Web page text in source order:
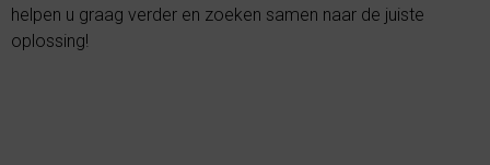
helpen u graag verder en zoeken samen naar de juiste
oplossing!